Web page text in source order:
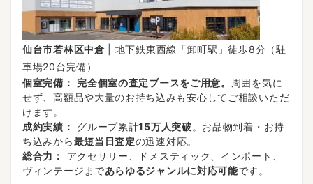
仙台市若林区中倉 | 地下鉄東西線「卸町駅」徒歩8分（駐
車場20台完備）
個室完備：
完全個室の査定ブースをご用意。
周囲を気に
せず、高額品や大量のお持ち込みも安心してご相談いただ
けます。
成約実績：
グループ累計15万人突破。お品物到着・お持
ち込みから最短当日査定の迅速対応。
総合力：
アクセサリー、ドメスティック、インポート、
ヴィンテージまであらゆるジャンルに対応可能です。